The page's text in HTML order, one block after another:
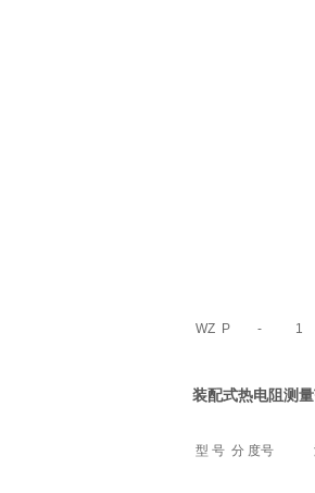
WZ P - 1
装配式热电阻测
型 号 分 度号